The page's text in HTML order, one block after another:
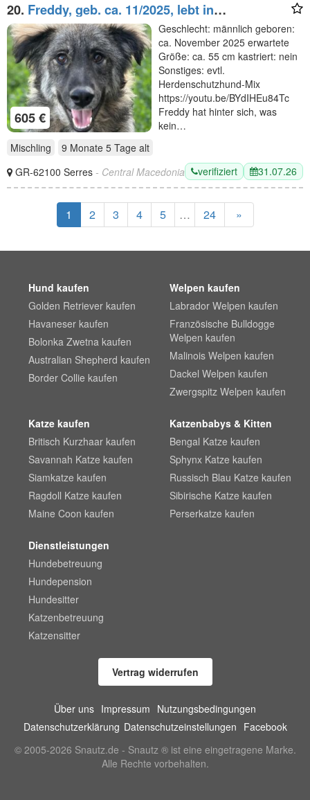
20. Freddy, geb. ca. 11/2025, lebt in
GRIECHENLAND, im städt. Tierheim Serres
605 €
Geschlecht: männlich geboren:
ca. November 2025 erwartete
Größe: ca. 55 cm kastriert: nein
Sonstiges: evtl.
Herdenschutzhund-Mix
https://youtu.be/BYdIHEu84Tc
Freddy hat hinter sich, was
kein…
Mischling
9 Monate 5 Tage alt
GR-62100 Serres - Central Macedonia verifiziert 31.07.26
1 2 3 4 5 … 24 »
Hund kaufen
Golden Retriever kaufen
Havaneser kaufen
Bolonka Zwetna kaufen
Australian Shepherd kaufen
Border Collie kaufen
Welpen kaufen
Labrador Welpen kaufen
Französische Bulldogge
Welpen kaufen
Malinois Welpen kaufen
Dackel Welpen kaufen
Zwergspitz Welpen kaufen
Katze kaufen
Britisch Kurzhaar kaufen
Savannah Katze kaufen
Siamkatze kaufen
Ragdoll Katze kaufen
Maine Coon kaufen
Katzenbabys & Kitten
Bengal Katze kaufen
Sphynx Katze kaufen
Russisch Blau Katze kaufen
Sibirische Katze kaufen
Perserkatze kaufen
Dienstleistungen
Hundebetreuung
Hundepension
Hundesitter
Katzenbetreuung
Katzensitter
Vertrag widerrufen
Über uns Impressum Nutzungsbedingungen
Datenschutzerklärung Datenschutzeinstellungen Facebook
© 2005-2026 Snautz.de - Snautz ® ist eine eingetragene Marke.
Alle Rechte vorbehalten.